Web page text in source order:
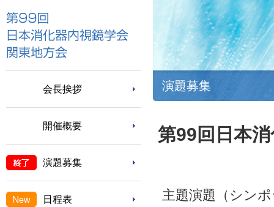
演題募集
第99回日本
主題演題（シン
会長挨拶
開催概要
演題募集
日程表